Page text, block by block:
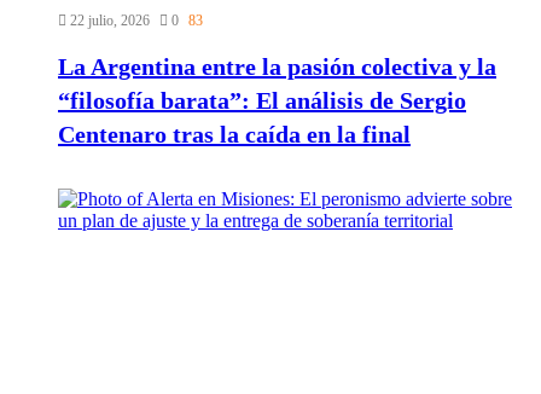
22 julio, 2026 0 83
La Argentina entre la pasión colectiva y la
“filosofía barata”: El análisis de Sergio
Centenaro tras la caída en la final